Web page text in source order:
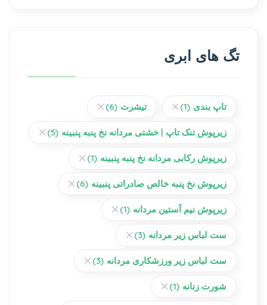
تگ های ابری
تاپ بندی (1) تیشرت (6)
زیرپوش تنک تاپ | خشتی مردانه نخ پنبه پنبینه (5)
زیرپوش رکابی مردانه نخ پنبه پنبینه (1)
زیرپوش نخ پنبه خالص صادراتی پنبینه (6)
زیرپوش نیم آستین مردانه (1)
ست لباس زیر مردانه (3)
ست لباس زیر ورزشکاری مردانه (3)
شورت زنانه (1)